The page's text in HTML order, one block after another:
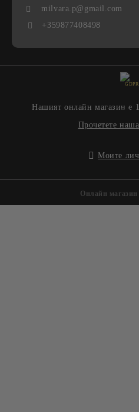
milvara.p@gmail.com
+359877408498
GDPR
Нашият онлайн магазин е
Прочетете
Моите
Онлайн